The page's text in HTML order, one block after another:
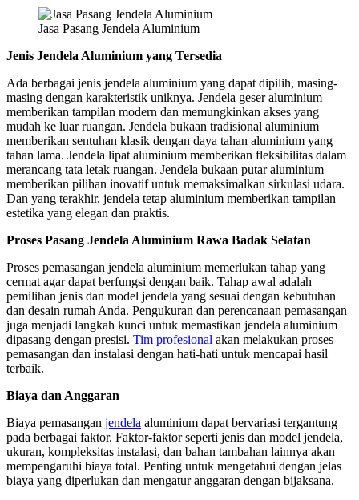
Jasa Pasang Jendela Aluminium
Jenis Jendela Aluminium yang Tersedia
Ada berbagai jenis jendela aluminium yang dapat dipilih, masing-
masing dengan karakteristik uniknya. Jendela geser aluminium
memberikan tampilan modern dan memungkinkan akses yang
mudah ke luar ruangan. Jendela bukaan tradisional aluminium
memberikan sentuhan klasik dengan daya tahan aluminium yang
tahan lama. Jendela lipat aluminium memberikan fleksibilitas dalam
merancang tata letak ruangan. Jendela bukaan putar aluminium
memberikan pilihan inovatif untuk memaksimalkan sirkulasi udara.
Dan yang terakhir, jendela tetap aluminium memberikan tampilan
estetika yang elegan dan praktis.
Proses Pasang Jendela Aluminium Rawa Badak Selatan
Proses pemasangan jendela aluminium memerlukan tahap yang
cermat agar dapat berfungsi dengan baik. Tahap awal adalah
pemilihan jenis dan model jendela yang sesuai dengan kebutuhan
dan desain rumah Anda. Pengukuran dan perencanaan pemasangan
juga menjadi langkah kunci untuk memastikan jendela aluminium
dipasang dengan presisi. Tim profesional akan melakukan proses
pemasangan dan instalasi dengan hati-hati untuk mencapai hasil
terbaik.
Biaya dan Anggaran
Biaya pemasangan jendela aluminium dapat bervariasi tergantung
pada berbagai faktor. Faktor-faktor seperti jenis dan model jendela,
ukuran, kompleksitas instalasi, dan bahan tambahan lainnya akan
mempengaruhi biaya total. Penting untuk mengetahui dengan jelas
biaya yang diperlukan dan mengatur anggaran dengan bijaksana.